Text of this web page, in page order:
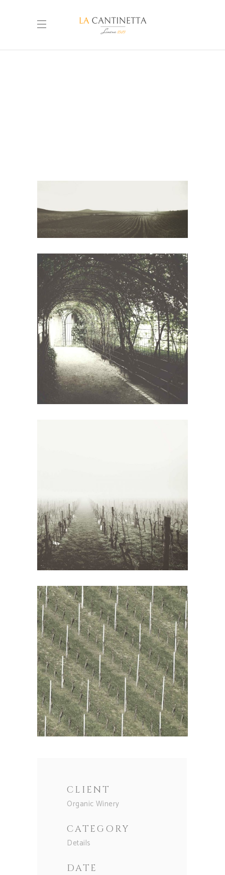
CLIENT
Organic Winery
CATEGORY
Details
DATE